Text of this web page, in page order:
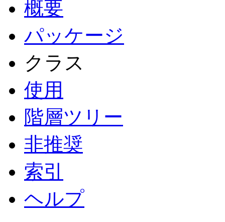
概要
パッケージ
クラス
使用
階層ツリー
非推奨
索引
ヘルプ